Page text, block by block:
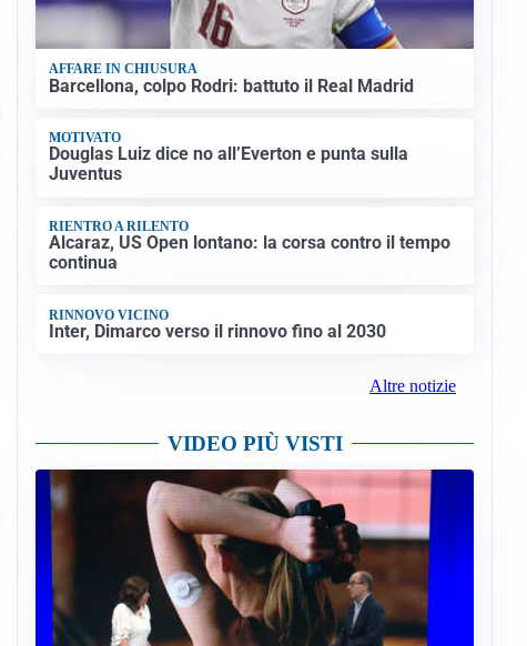
AFFARE IN CHIUSURA
Barcellona, colpo Rodri: battuto il Real Madrid
MOTIVATO
Douglas Luiz dice no all’Everton e punta sulla
Juventus
RIENTRO A RILENTO
Alcaraz, US Open lontano: la corsa contro il tempo
continua
RINNOVO VICINO
Inter, Dimarco verso il rinnovo fino al 2030
Altre notizie
VIDEO PIÙ VISTI